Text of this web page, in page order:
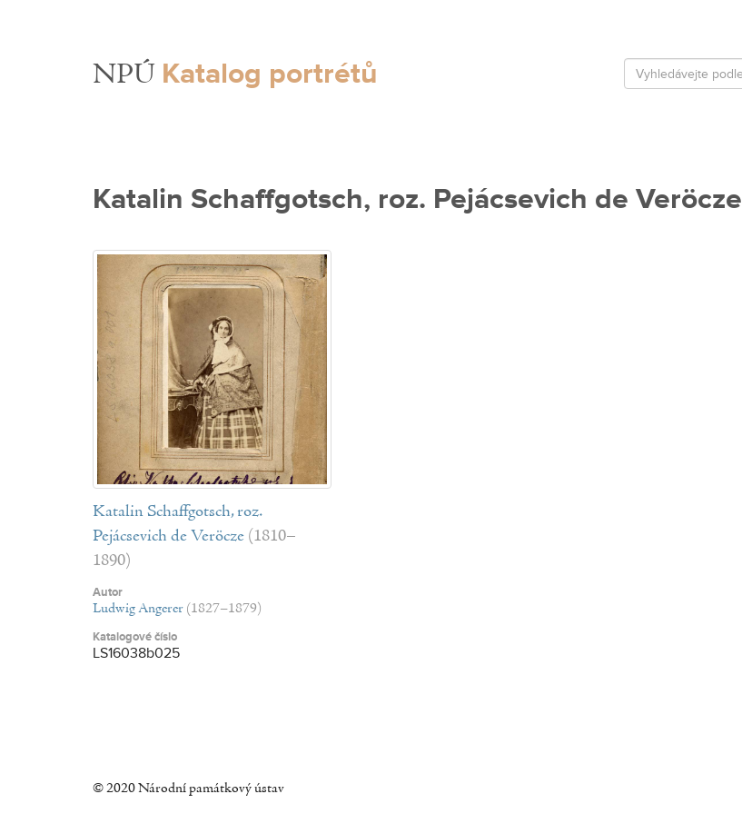
NPÚ Katalog portrétů
Katalin Schaffgotsch, roz. Pejácsevich de Veröcze
Katalin Schaffgotsch, roz.
Pejácsevich de Veröcze (1810–
1890)
Autor
Ludwig Angerer (1827–1879)
Katalogové číslo
LS16038b025
© 2020 Národní památkový ústav